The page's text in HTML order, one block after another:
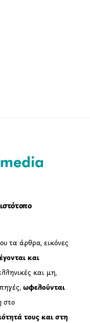
τα άρθρα, εικόνες
και
και μη,
πηγές,ωφελούνται
στο
τους και στη